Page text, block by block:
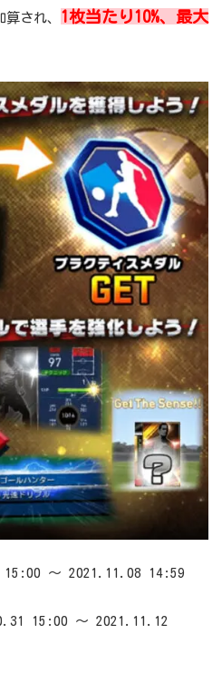
され、 1枚当たり10%、最大
15:00 ～ 2021.11.08 14:59
15:00 ～ 2021.11.12